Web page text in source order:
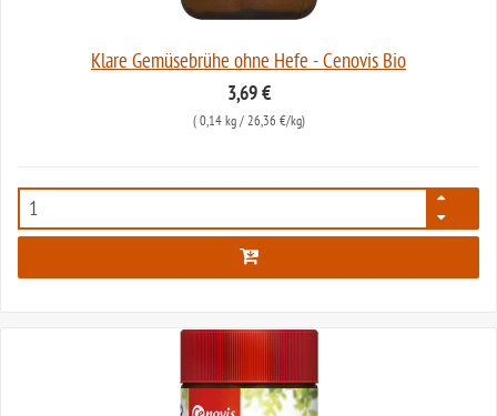
Klare Gemüsebrühe ohne Hefe - Cenovis Bio
3,69 €
( 0,14 kg/ 26,36 €/kg)
2794